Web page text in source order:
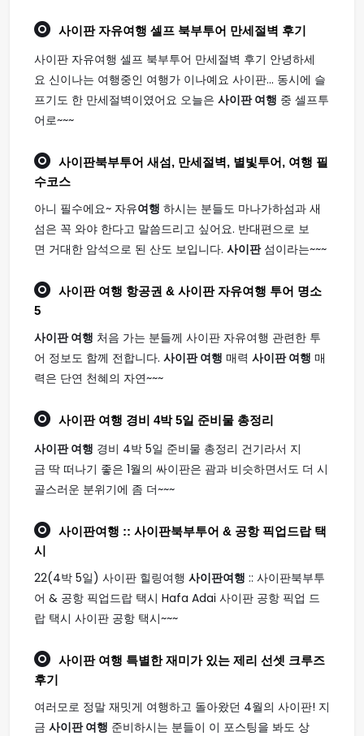
사이판자유여행 셀프 북부투어 만세절벽 후기
사이판 자유여행 셀프 북부투어 만세절벽 후기 안녕하세
요 신이나는 여행중인 여행가 이나예요 사이판... 동시에 슬
프기도 한 만세절벽이였어요 오늘은 사이판 여행 중 셀프투
어로~~~
사이판북부투어 새섬, 만세절벽, 별빛투어, 여행 필
수코스
아니 필수에요~ 자유여행 하시는 분들도 마나가하섬과 새
섬은 꼭 와야 한다고 말씀드리고 싶어요. 반대편으로 보
면 거대한 암석으로 된 산도 보입니다. 사이판섬이라는~~~
사이판 여행 항공권 & 사이판 자유여행 투어 명소
5
사이판 여행 처음 가는 분들께 사이판 자유여행 관련한 투
어 정보도 함께 전합니다. 사이판 여행 매력 사이판 여행 매
력은 단연 천혜의 자연~~~
사이판 여행 경비 4박 5일 준비물 총정리
사이판 여행 경비 4박 5일 준비물 총정리 건기라서 지
금 딱 떠나기 좋은 1월의 싸이판은 괌과 비슷하면서도 더 시
골스러운 분위기에 좀 더~~~
사이판여행 :: 사이판북부투어 & 공항 픽업드랍 택
시
22(4박 5일) 사이판 힐링여행 사이판여행 :: 사이판북부투
어 & 공항 픽업드랍 택시 Hafa Adai 사이판 공항 픽업 드
랍 택시 사이판 공항 택시~~~
사이판 여행 특별한 재미가 있는 제리 선셋 크루즈
후기
여러모로 정말 재밋게 여행하고 돌아왔던 4월의 사이판! 지
금 사이판 여행 준비하시는 분들이 이 포스팅을 봐도 상